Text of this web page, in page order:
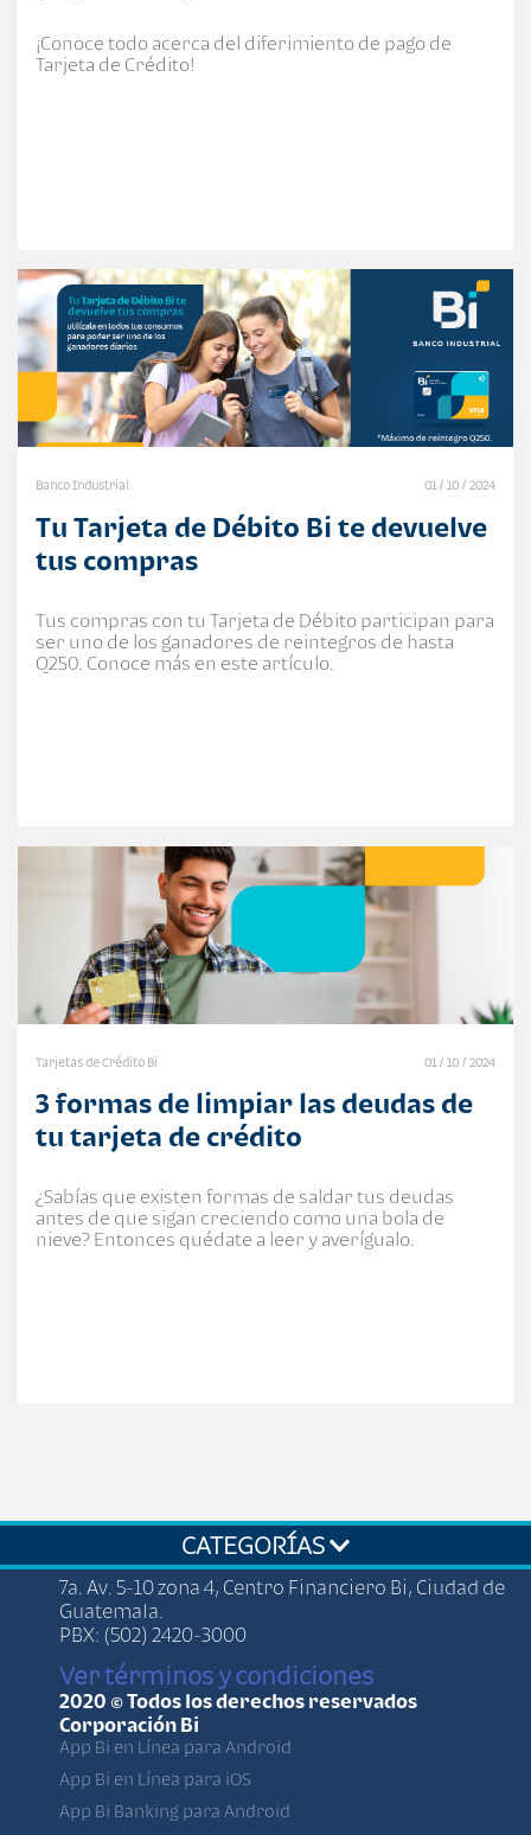
¡Conoce todo acerca del diferimiento de pago de
Tarjeta de Crédito!
Banco Industrial 01 / 10 / 2024
Tu Tarjeta de Débito Bi te devuelve
tus compras
Tus compras con tu Tarjeta de Débito participan para
ser uno de los ganadores de reintegros de hasta
Q250. Conoce más en este artículo.
Tarjetas de Crédito Bi 01 / 10 / 2024
3 formas de limpiar las deudas de
tu tarjeta de crédito
¿Sabías que existen formas de saldar tus deudas
antes de que sigan creciendo como una bola de
nieve? Entonces quédate a leer y averígualo.
CATEGORÍAS
7a. Av. 5-10 zona 4, Centro Financiero Bi, Ciudad de
Guatemala.
PBX: (502) 2420-3000
Ver términos y condiciones
2020 © Todos los derechos reservados
Corporación Bi
App Bi en Línea para Android
App Bi en Línea para iOS
App Bi Banking para Android